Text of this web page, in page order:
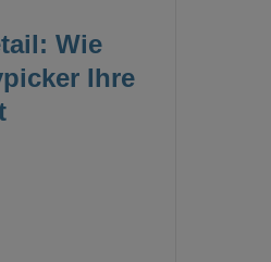
Wie
Ihre